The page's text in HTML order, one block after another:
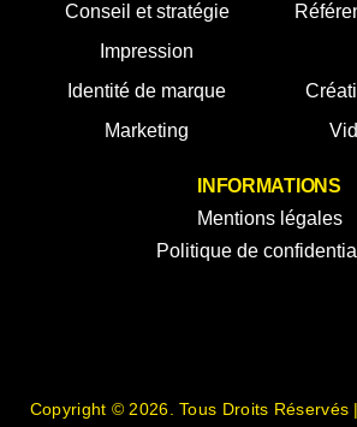
Conseil et stratégie
Impression
Identité de marque
Marketing
INFORMATIONS
Mentions légales
Politique de
Copyright © 2026. Tous Droits Réservés